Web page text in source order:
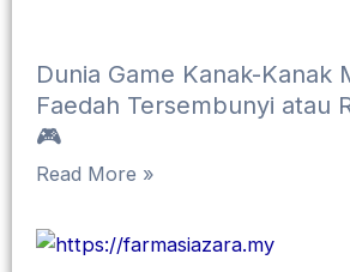
Dunia Game Kanak-Kanak
Faedah Tersembunyi atau
🎮
Read More »